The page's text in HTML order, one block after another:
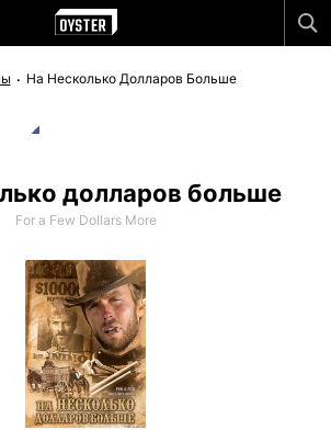
На Несколько Долларов Больше
долларов больше
For a Few Dollars More